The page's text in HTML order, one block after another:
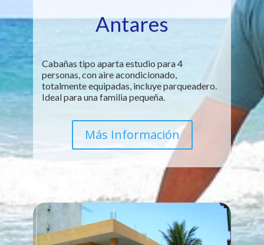
Antares
Cabañas tipo aparta estudio para 4
personas, con aire acondicionado,
totalmente equipadas, incluye parqueadero.
Ideal para una familia pequeña.
Más Información